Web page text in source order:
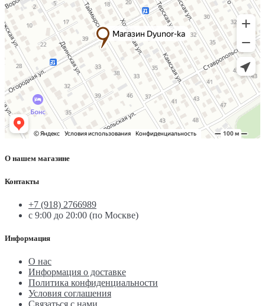
О нашем магазине
Контакты
+7 (918) 2766989
с 9:00 до 20:00 (по Москве)
Информация
О нас
Информация о доставке
Политика конфиденциальности
Условия соглашения